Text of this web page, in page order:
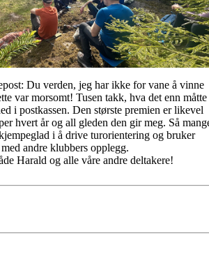
Du verden, jeg har ikke for vane å vinne
var morsomt! Tusen takk, hva det enn måtte
i postkassen. Den største premien er likevel
hvert år og all gleden den gir meg. Så
i å drive turorientering og bruker
andre klubbers opplegg.
Harald og alle våre andre deltakere!